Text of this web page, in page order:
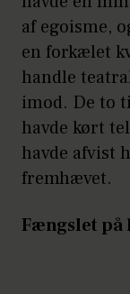
af egoisme,
en forkælet
handle
imod. De to
havde kørt
havde afvist
fremhævet.
Fængslet på